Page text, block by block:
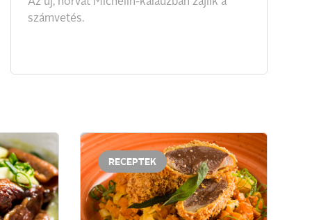
számvetés.
RECEPTEK